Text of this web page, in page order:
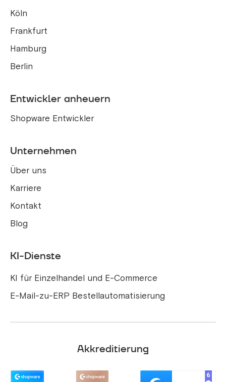
Köln
Frankfurt
Hamburg
Berlin
Entwickler anheuern
Shopware Entwickler
Unternehmen
Über uns
Karriere
Kontakt
Blog
KI-Dienste
KI für Einzelhandel und E-Commerce
E-Mail-zu-ERP Bestellautomatisierung
Akkreditierung